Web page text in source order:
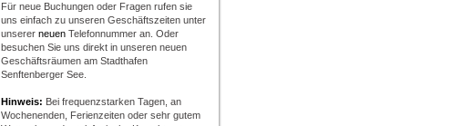
Für neue Buchungen oder Fragen rufen sie
uns einfach zu unseren Geschäftszeiten unter
unserer neuen Telefonnummer an. Oder
besuchen Sie uns direkt in unseren neuen
Geschäftsräumen am Stadthafen
Senftenberger See.
Hinweis: Bei frequenzstarken Tagen, an
Wochenenden, Ferienzeiten oder sehr gutem